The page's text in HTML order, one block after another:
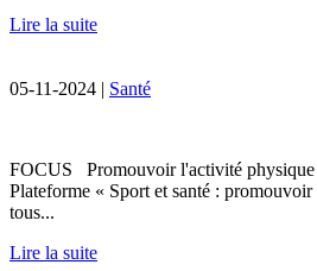
Lire la suite
05-11-2024 | Santé
FOCUS Promouvoir l'activité
Plateforme « Sport et santé :
tous...
Lire la suite